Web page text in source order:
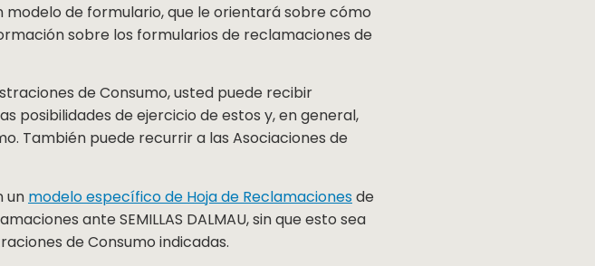
de formulario, que le orientará sobre cómo
sobre los formularios de reclamaciones de
de Consumo, usted puede recibir
posibilidades de ejercicio de estos y, en general,
También puede recurrir a las Asociaciones de
un modelo específico de Hoja de Reclamacionesde
ante SEMILLAS DALMAU, sin que esto sea
de Consumo indicadas.